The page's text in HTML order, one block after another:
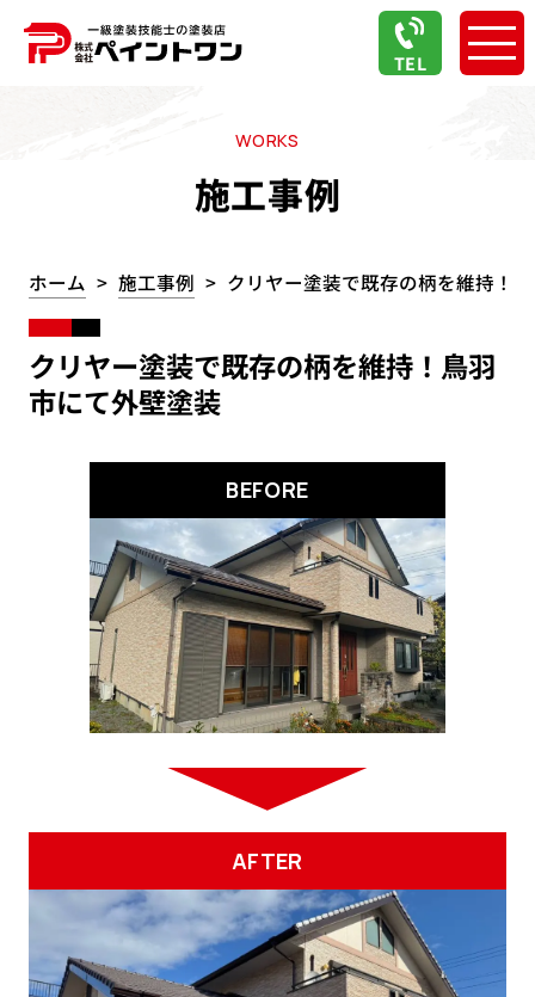
TEL
WORKS
施工事例
ホーム 施工事例 クリヤー塗装で既存の柄を維持！
クリヤー塗装で既存の柄を維持！鳥羽
市にて外壁塗装
BEFORE
AFTER